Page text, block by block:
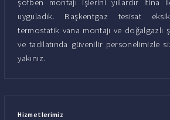
uyguladık. Başkentgaz tesisat
termostatik vana montajı ve doğalgazlı
ve tadilatında güvenilir personelimizle
yakınız.
Hizmetlerimiz